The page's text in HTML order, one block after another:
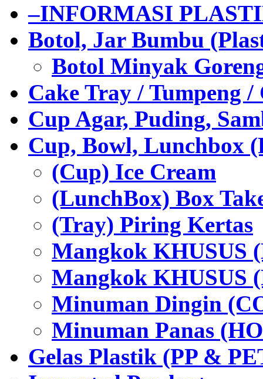
–INFORMASI
Botol, Jar Bumbu
Botol Minyak
Cake Tray / Tumpeng /
Cup Agar, Puding,
Cup, Bowl, Lunchbox
(Cup) Ice Cream
(LunchBox) Box
(Tray) Piring Kertas
Mangkok KHUSUS
Mangkok KHUSUS
Minuman Dingin
Minuman Panas
Gelas Plastik (PP &